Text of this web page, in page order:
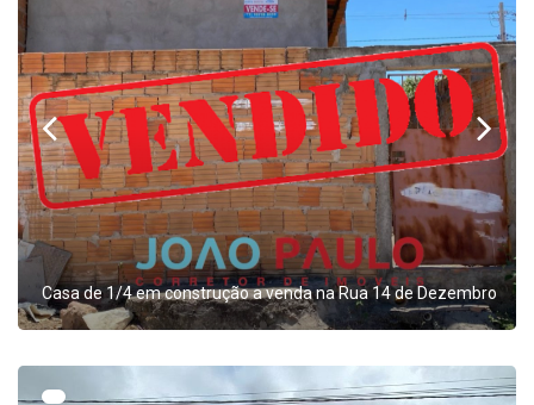
Casa de 1/4 em construção a venda na Rua 14 de Dezembro